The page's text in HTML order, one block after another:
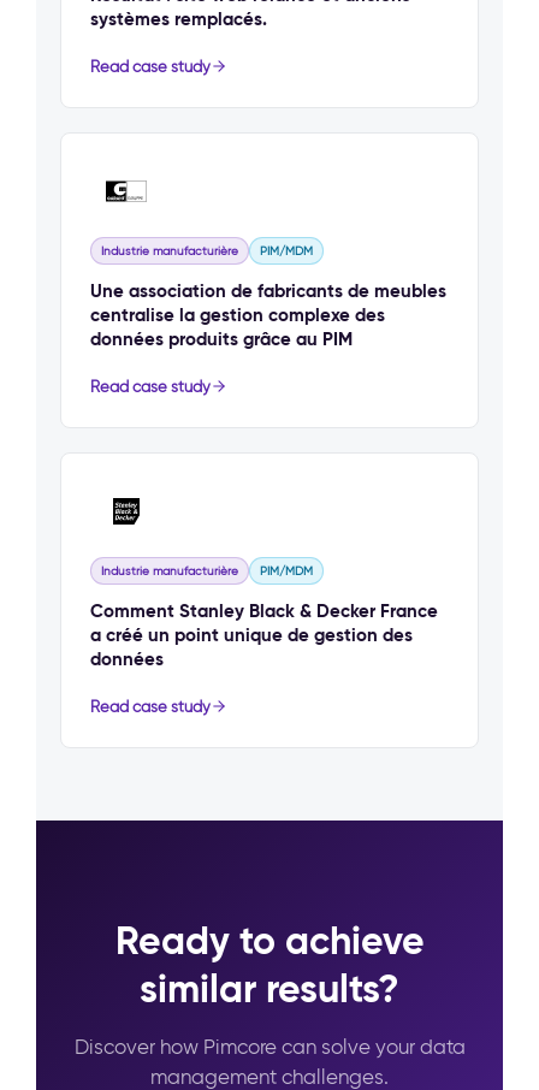
systèmes remplacés.
Read case study
Industrie manufacturière PIM/MDM
Une association de fabricants de meubles
centralise la gestion complexe des
données produits grâce au PIM
Read case study
Industrie manufacturière PIM/MDM
Comment Stanley Black & Decker France
a créé un point unique de gestion des
données
Read case study
Ready to achieve
similar results?
Discover how Pimcore can solve your data
management challenges.